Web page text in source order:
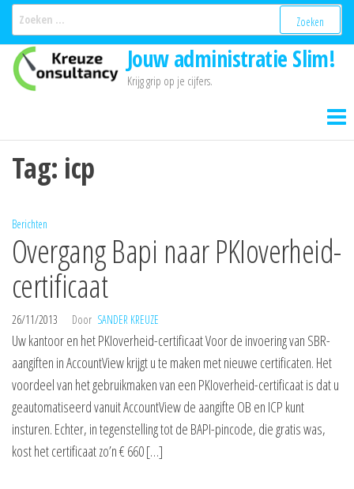
Ga
naar
inhoud
Jouw administratie Slim!
Krijg grip op je cijfers.
Tag: icp
Berichten
Overgang Bapi naar PKIoverheid-
certificaat
26/11/2013 Door SANDER KREUZE
Uw kantoor en het PKIoverheid-certificaat Voor de invoering van SBR-
aangiften in AccountView krijgt u te maken met nieuwe certificaten. Het
voordeel van het gebruikmaken van een PKIoverheid-certificaat is dat u
geautomatiseerd vanuit AccountView de aangifte OB en ICP kunt
insturen. Echter, in tegenstelling tot de BAPI-pincode, die gratis was,
kost het certificaat zo’n € 660 […]